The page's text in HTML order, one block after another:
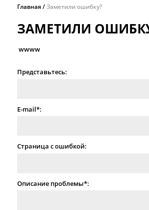
Главная Заметили ошибку?
ЗАМЕТИЛИ
wwww
Представьтесь:
E-mail*:
Страница с ошибкой:
Описание проблемы*: